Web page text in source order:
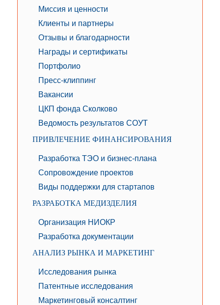
Миссия и ценности
Клиенты и партнеры
Отзывы и благодарности
Награды и сертификаты
Портфолио
Пресс-клиппинг
Вакансии
ЦКП фонда Сколково
Ведомость результатов СОУТ
ПРИВЛЕЧЕНИЕ ФИНАНСИРОВАНИЯ
Разработка ТЭО и бизнес-плана
Сопровождение проектов
Виды поддержки для стартапов
РАЗРАБОТКА МЕДИЗДЕЛИЯ
Организация НИОКР
Разработка документации
АНАЛИЗ РЫНКА И МАРКЕТИНГ
Исследования рынка
Патентные исследования
Маркетинговый консалтинг